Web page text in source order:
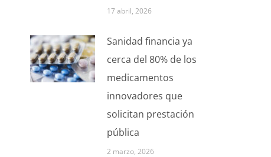
17 abril, 2026
Sanidad financia ya
cerca del 80% de los
medicamentos
innovadores que
solicitan prestación
pública
2 marzo, 2026